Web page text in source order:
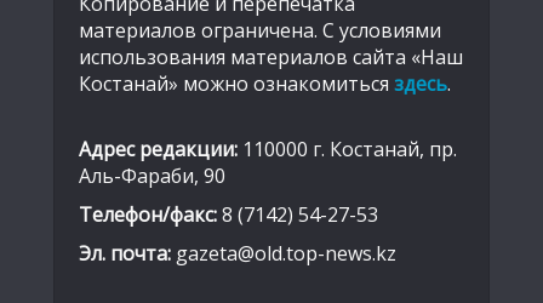
материалов ограничена. С условиями
использования материалов сайта «Наш
Костанай» можно ознакомиться здесь.
Адрес редакции: 110000 г. Костанай, пр.
Аль-Фараби, 90
Телефон/факс:8 (7142) 54-27-53
Эл. почта: gazeta@old.top-news.kz